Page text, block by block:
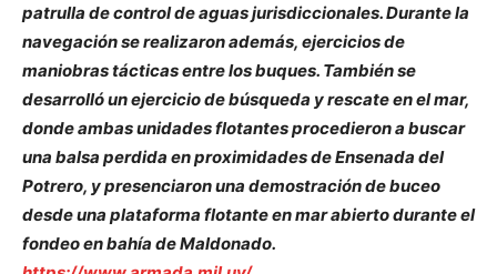
patrulla de control de aguas jurisdiccionales. Durante la
navegación se realizaron además, ejercicios de
maniobras tácticas entre los buques. También se
desarrolló un ejercicio de búsqueda y rescate en el mar,
donde ambas unidades flotantes procedieron a buscar
una balsa perdida en proximidades de Ensenada del
Potrero, y presenciaron una demostración de buceo
desde una plataforma flotante en mar abierto durante el
fondeo en bahía de Maldonado.